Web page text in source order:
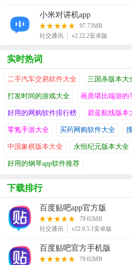
小米对讲机app
97.73MB
社交通讯
v2.22.2安卓版
实时热词
二手汽车交易软件大全 三国杀版本大
打发时间的游戏大全 画质堪比端游的
好用的网购软件排行榜 碧蓝航线版本
零氪手游大全 买药网购软件大全
中国象棋版本大全 永恒纪元版本大全
好用的钢琴app软件推荐
下载排行
百度贴吧app官方版
79.02MB
社交通讯
v22.6.5.1安卓版
百度贴吧官方手机版
79.02MB